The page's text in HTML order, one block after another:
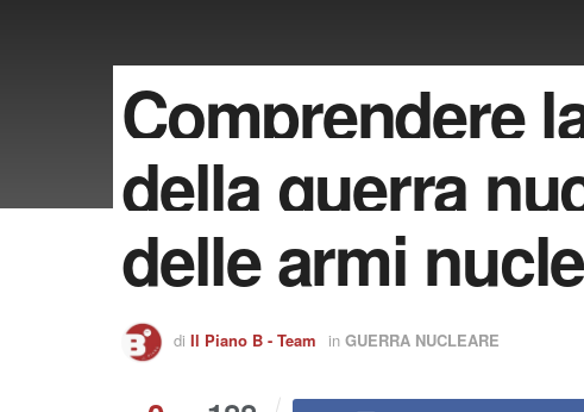
Comprendere
della guerra
delle armi
di Il Piano B - Team in GUERRA NUCLEARE